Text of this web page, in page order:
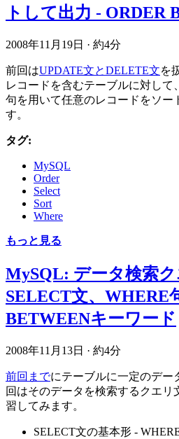
トして出力 - ORDER
2008年11月19日 · 約4分
前回はUPDATE文とDELETE文を
レコードを含むテーブルに対して
句を用いて任意のレコードをソー
す。
タグ:
MySQL
Order
Select
Sort
Where
もっと見る
MySQL: データ検索
SELECT文、WHERE
BETWEENキーワード
2008年11月13日 · 約4分
前回までにテーブルに一定のデー
回はそのデータを検索するクエリ
習してみます。
SELECT文の基本形 -